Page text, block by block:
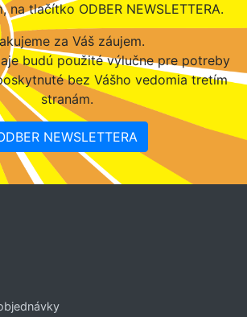
na tlačítko ODBER NEWSLETTERA.
za Váš záujem.
budú použité výlučne pre potreby
bez Vášho vedomia tretím
stranám.
NEWSLETTERA